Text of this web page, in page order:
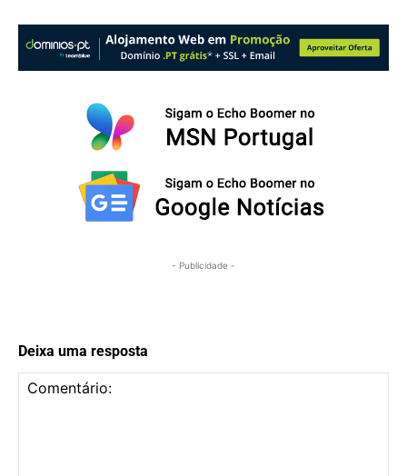
- Publicidade -
Deixa uma resposta